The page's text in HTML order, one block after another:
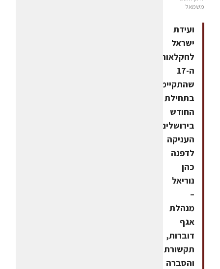
משמאל
ועידת
ישראל
לחקלאות
ה-17
שהתקיימה
בתחילת
החודש
בירושלים,
העניקה
לדפנה
כהן
נוריאל
–
מנהלת
אגף
דוברות,
תקשורת
והסברה